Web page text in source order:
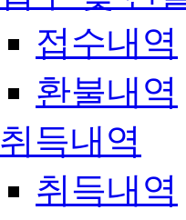
접수내역
환불내역
취득내역
취득내역